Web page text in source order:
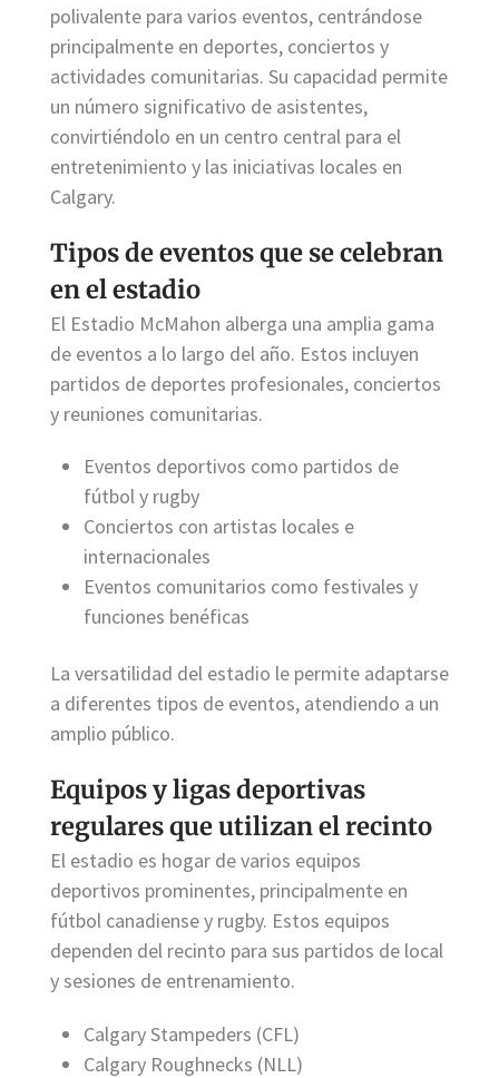
polivalente para varios eventos, centrándose
principalmente en deportes, conciertos y
actividades comunitarias. Su capacidad permite
un número significativo de asistentes,
convirtiéndolo en un centro central para el
entretenimiento y las iniciativas locales en
Calgary.
Tipos de eventos que se celebran
en el estadio
El Estadio McMahon alberga una amplia gama
de eventos a lo largo del año. Estos incluyen
partidos de deportes profesionales, conciertos
y reuniones comunitarias.
Eventos deportivos como partidos de
fútbol y rugby
Conciertos con artistas locales e
internacionales
Eventos comunitarios como festivales y
funciones benéficas
La versatilidad del estadio le permite adaptarse
a diferentes tipos de eventos, atendiendo a un
amplio público.
Equipos y ligas deportivas
regulares que utilizan el recinto
El estadio es hogar de varios equipos
deportivos prominentes, principalmente en
fútbol canadiense y rugby. Estos equipos
dependen del recinto para sus partidos de local
y sesiones de entrenamiento.
Calgary Stampeders (CFL)
Calgary Roughnecks (NLL)